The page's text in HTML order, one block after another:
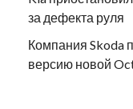
за дефекта руля
Компания Skoda
версию новой